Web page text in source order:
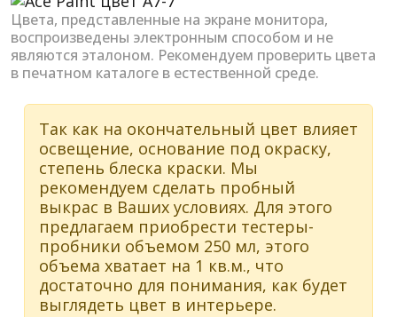
Цвета, представленные на экране монитора,
воспроизведены электронным способом и не
являются эталоном. Рекомендуем проверить цвета
в печатном каталоге в естественной среде.
Так как на окончательный цвет влияет
освещение, основание под окраску,
степень блеска краски. Мы
рекомендуем сделать пробный
выкрас в Ваших условиях. Для этого
предлагаем приобрести тестеры-
пробники объемом 250 мл, этого
объема хватает на 1 кв.м., что
достаточно для понимания, как будет
выглядеть цвет в интерьере.